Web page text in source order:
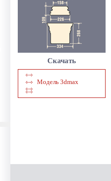
Скачать
Модель 3dmax